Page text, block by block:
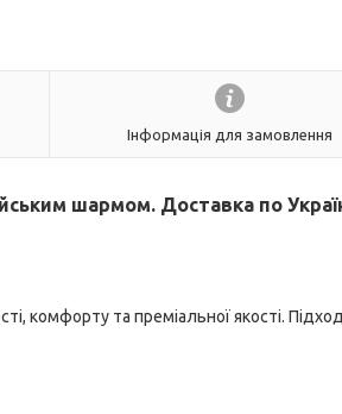
Інформація для замовлення
шармом. Доставка по
комфорту та преміальної якості.